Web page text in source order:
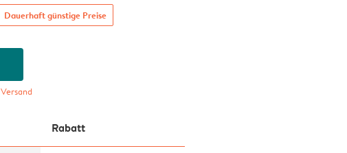
Dauerhaft günstige Preise
Versand
Rabatt